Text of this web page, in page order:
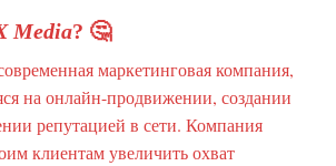
Media? 🤔
маркетинговая компания,
на онлайн-продвижении, создании
репутацией в сети. Компания
клиентам увеличить охват